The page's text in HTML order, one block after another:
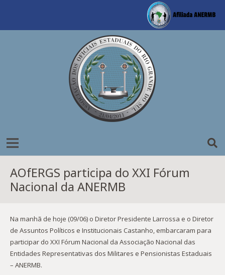
AOfERGS participa do XXI Fórum
Nacional da ANERMB
Na manhã de hoje (09/06) o Diretor Presidente Larrossa e o Diretor
de Assuntos Políticos e Institucionais Castanho, embarcaram para
participar do XXI Fórum Nacional da Associação Nacional das
Entidades Representativas dos Militares e Pensionistas Estaduais
– ANERMB.